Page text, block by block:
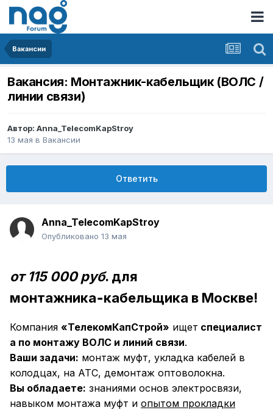
Вакансии
Вакансия: Монтажник-кабельщик (ВОЛС /
линии связи)
Автор: Anna_TelecomKapStroy
13 мая в Вакансии
Ответить
Anna_TelecomKapStroy
Опубликовано 13 мая
от 115 000 руб. для
монтажника‑кабельщика в Москве!
Компания «ТелекомКапСтрой» ищет специалист
а по монтажу ВОЛС и линий связи.
Ваши задачи: монтаж муфт, укладка кабелей в
колодцах, на АТС, демонтаж оптоволокна.
Вы обладаете: знаниями основ электросвязи,
навыком монтажа муфт и опытом прокладки